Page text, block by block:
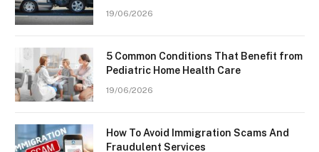
19/06/2026
5 Common Conditions That Benefit from
Pediatric Home Health Care
19/06/2026
How To Avoid Immigration Scams And
Fraudulent Services